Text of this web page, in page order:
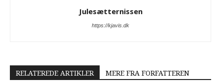
Julesætternissen
https://kjavis.dk
RELATEREDE ARTIKLER MERE FRA FORFATTEREN